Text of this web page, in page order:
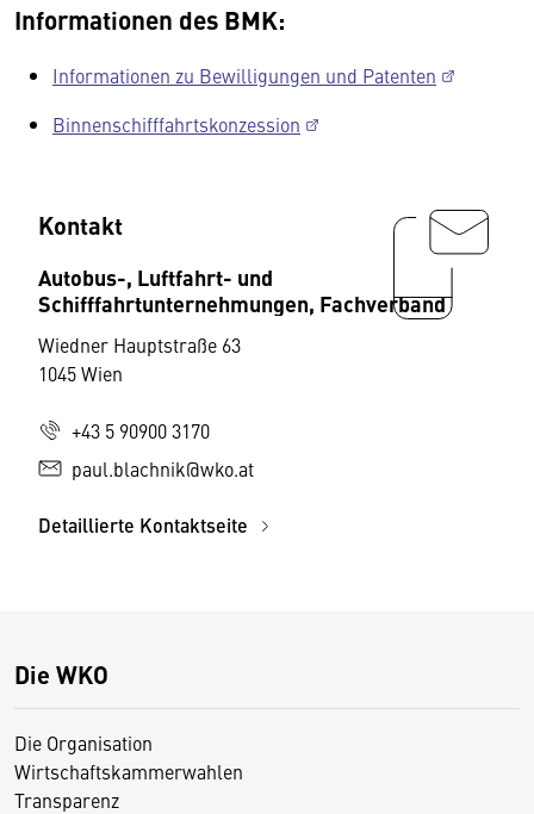
Informationen des BMK:
Informationen zu Bewilligungen und Patenten
Binnenschifffahrtskonzession
Kontakt
Autobus-, Luftfahrt- und
Schifffahrtunternehmungen, Fachverband
Wiedner Hauptstraße 63
1045 Wien
+43 5 90900 3170
paul.blachnik@wko.at
Detaillierte Kontaktseite
Die WKO
Die Organisation
Wirtschaftskammerwahlen
Transparenz